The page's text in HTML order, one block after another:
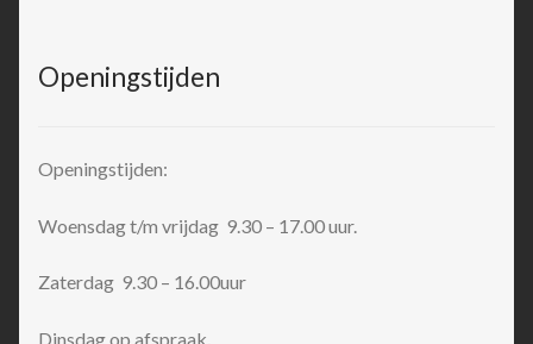
Openingstijden
Openingstijden:
Woensdag t/m vrijdag 9.30 – 17.00 uur.
Zaterdag 9.30 – 16.00uur
Dinsdag op afspraak.